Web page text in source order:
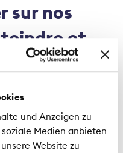
und Anzeigen zu
Medien anbieten
Website zu
sur nos
et
des
Beer_FR.pdf